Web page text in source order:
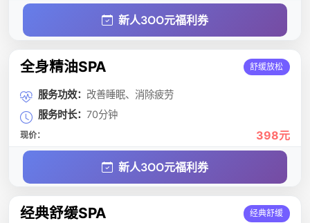
新人3OO元福利券
全身精油SPA 舒缓放松
服务功效： 改善睡眠、消除疲劳
服务时长： 70分钟
现价： 398元
新人3OO元福利券
经典舒缓SPA 经典舒缓